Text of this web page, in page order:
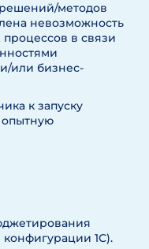
методов
невозможность
в связи
или бизнес-
к запуску
1С).